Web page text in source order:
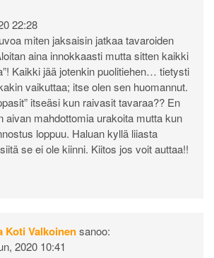
22:28
miten jaksaisin jatkaa tavaroiden
aina innokkaasti mutta sitten kaikki
Kaikki jää jotenkin puolitiehen… tietysti
vaikuttaa; itse olen sen huomannut.
itseäsi kun raivasit tavaraa?? En
aivan mahdottomia urakoita mutta kun
loppuu. Haluan kyllä liiasta
se ei ole kiinni. Kiitos jos voit auttaa!!
Koti Valkoinensanoo:
2020 10:41